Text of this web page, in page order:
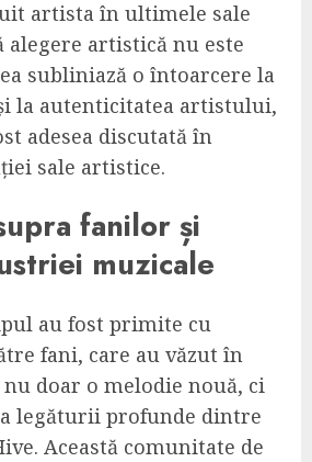
artista în ultimele sale
alegere artistică nu este
subliniază o întoarcere la
la autenticitatea artistului,
adesea discutată în
sale artistice.
fanilor și
muzicale
au fost primite cu
fani, care au văzut în
nu doar o melodie nouă, ci
legăturii profunde dintre
Această comunitate de